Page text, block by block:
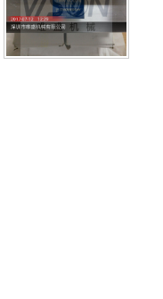
LHMV16SET-
0S